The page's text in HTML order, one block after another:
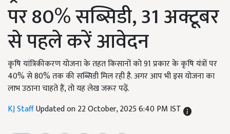
पर 80% सब्सिडी, 31 अक्टूबर
से पहले करें आवेदन
कृषि यांत्रिकीकरण योजना के तहत किसानों को 91 प्रकार के कृषि यंत्रों पर
40% से 80% तक की सब्सिडी मिल रही है. अगर आप भी इस योजना का
लाभ उठाना चाहते हैं, तो यह लेख जरूर पढ़ें.
KJ StaffUpdated on 22 October, 2025 6:40 PM IST